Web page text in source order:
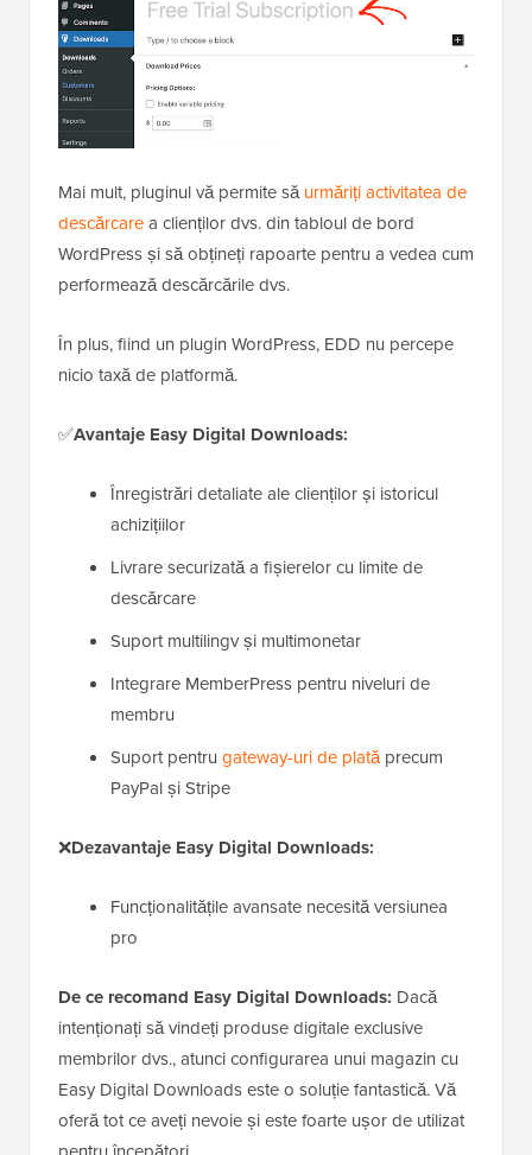
Mai mult, pluginul vă permite săurmăriți activitatea de
descărcarea clienților dvs. din tabloul de bord
WordPress și să obțineți rapoarte pentru a vedea cum
performează descărcările dvs.
În plus, fiind un plugin WordPress, EDD nu percepe
nicio taxă de platformă.
✅Avantaje Easy Digital Downloads:
Înregistrări detaliate ale clienților și istoricul
achizițiilor
Livrare securizată a fișierelor cu limite de
descărcare
Suport multilingv și multimonetar
Integrare MemberPress pentru niveluri de
membru
Suport pentru gateway-uri de platăprecum
PayPal și Stripe
❌Dezavantaje Easy Digital Downloads:
Funcționalitățile avansate necesită versiunea
pro
De ce recomand Easy Digital Downloads: Dacă
intenționați să vindeți produse digitale exclusive
membrilor dvs., atunci configurarea unui magazin cu
Easy Digital Downloads este o soluție fantastică. Vă
oferă tot ce aveți nevoie și este foarte ușor de utilizat